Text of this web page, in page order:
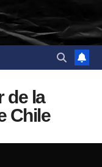
de la
Chile